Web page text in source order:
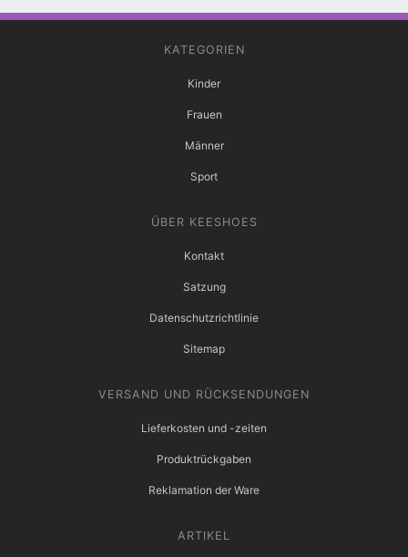
KATEGORIEN
Kinder
Frauen
Männer
Sport
ÜBER KEESHOES
Kontakt
Satzung
Datenschutzrichtlinie
Sitemap
VERSAND UND RÜCKSENDUNGEN
Lieferkosten und -zeiten
Produktrückgaben
Reklamation der Ware
ARTIKEL